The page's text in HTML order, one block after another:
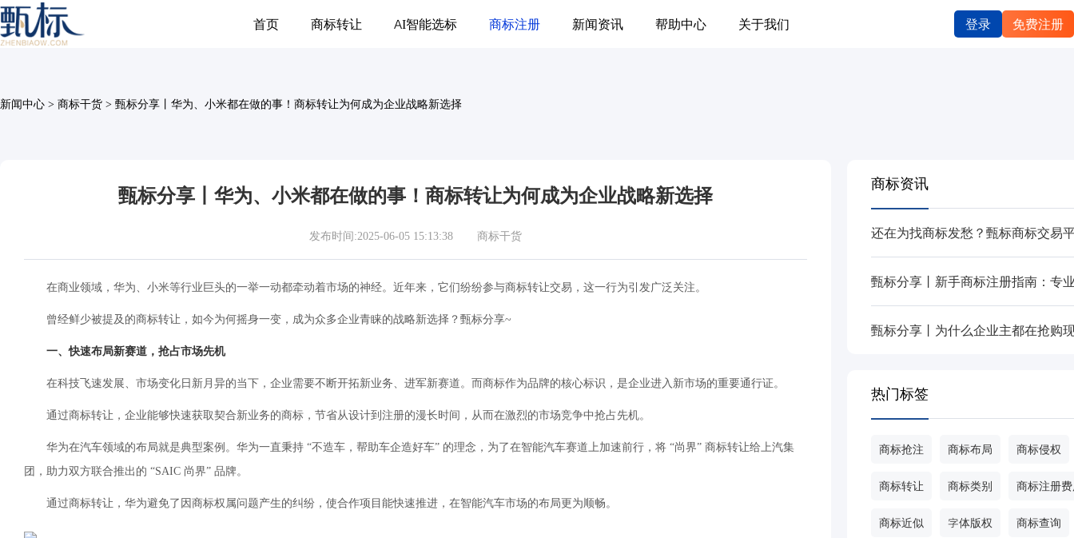
首页 商标转让 AI智能选标 商标注册 新闻资讯 帮助中心 关于我们 登录 免费注册
新闻中心 > 商标干货 > 甄标分享丨华为、小米都在做的事！商标转让为何成为企业战略新选择
甄标分享丨华为、小米都在做的事！商标转让为何成为企业战略新选择
发布时间:2025-06-05 15:13:38 商标干货
在商业领域，华为、小米等行业巨头的一举一动都牵动着市场的神经。近年来，它们纷纷参与商标转让交易，这一行为引发广泛关注。
曾经鲜少被提及的商标转让，如今为何摇身一变，成为众多企业青睐的战略新选择？甄标分享~
一、快速布局新赛道，抢占市场先机
在科技飞速发展、市场变化日新月异的当下，企业需要不断开拓新业务、进军新赛道。而商标作为品牌的核心标识，是企业进入新市场的重要通行证。
通过商标转让，企业能够快速获取契合新业务的商标，节省从设计到注册的漫长时间，从而在激烈的市场竞争中抢占先机。
华为在汽车领域的布局就是典型案例。华为一直秉持 “不造车，帮助车企造好车” 的理念，为了在智能汽车赛道上加速前行，将 “尚界” 商标转让给上汽集
团，助力双方联合推出的 “SAIC 尚界” 品牌。
通过商标转让，华为避免了因商标权属问题产生的纠纷，使合作项目能快速推进，在智能汽车市场的布局更为顺畅。
商标资讯
热门标签
商标抢注 商标布局 商标侵权
商标转让 商标类别 商标注册
商标近似 字体版权 商标查询